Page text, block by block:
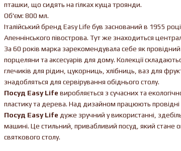
пташки, що сидять на гілках куща троянди.
Об'єм: 800 мл.
Італійський бренд Easy Life був заснований в 1955
Апеннінського півострова. Тут же знаходиться
За 60 років марка зарекомендувала себе як провідний
порцеляни та аксесуарів для дому. Колекції
глечиків для рідин, цукорниць, хлібниць, ваз для
знадобляться для сервірування обіднього столу.
Посуд Easy Life виробляється з сучасних та
пластику та дерева. Над дизайном працюють провідні
Посуд Easy Life дуже зручний у використанні,
машині. Це стильний, привабливий посуд, який стане
святкового столу.